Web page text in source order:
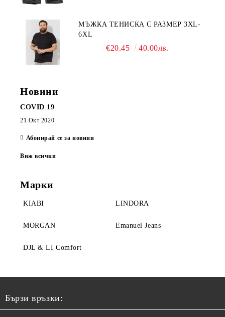
МЪЖКА ТЕНИСКА С РАЗМЕР 3XL-
6XL
€20.45 40.00лв.
Новини
COVID 19
21 Окт 2020
Абонирай се за новини
Виж всички
Марки
KIABI LINDORA
MORGAN Emanuel Jeans
DJL & LI Comfort
Бързи връзки: